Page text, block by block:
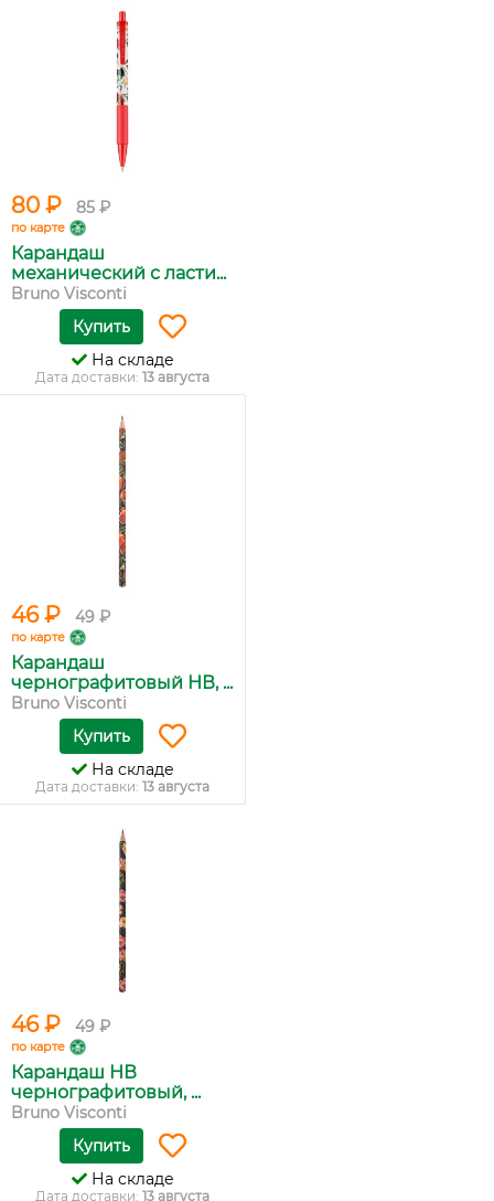
80 ₽ 85 ₽
по карте
Карандаш
механический с ласти...
Bruno Visconti
Купить
На складе
Дата доставки: 13 августа
46 ₽ 49 ₽
по карте
Карандаш
чернографитовый НВ, ...
Bruno Visconti
Купить
На складе
Дата доставки: 13 августа
46 ₽ 49 ₽
по карте
Карандаш НВ
чернографитовый, ...
Bruno Visconti
Купить
На складе
Дата доставки: 13 августа